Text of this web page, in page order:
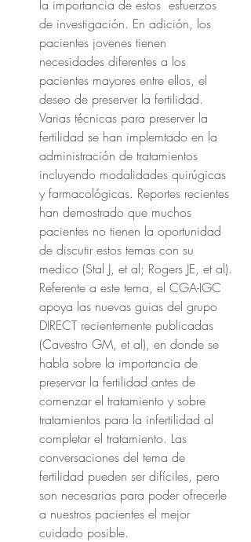
la importancia de estos  esfuerzos
de investigación. En adición, los
pacientes jovenes tienen
necesidades diferentes a los
pacientes mayores entre ellos, el
deseo de preserver la fertilidad.
Varias técnicas para preserver la
fertilidad se han implemtado en la
administración de tratamientos
incluyendo modalidades quirúgicas
y farmacológicas. Reportes recientes
han demostrado que muchos
pacientes no tienen la oportunidad
de discutir estos temas con su
medico (Stal J, et al; Rogers JE, et al).
Referente a este tema, el CGA-IGC
apoya las nuevas guias del grupo
DIRECT recientemente publicadas
(Cavestro GM, et al), en donde se
habla sobre la importancia de
preservar la fertilidad antes de
comenzar el tratamiento y sobre
tratamientos para la infertilidad al
completar el tratamiento. Las
conversaciones del tema de
fertilidad pueden ser difíciles, pero
son necesarias para poder ofrecerle
a nuestros pacientes el mejor
cuidado posible.